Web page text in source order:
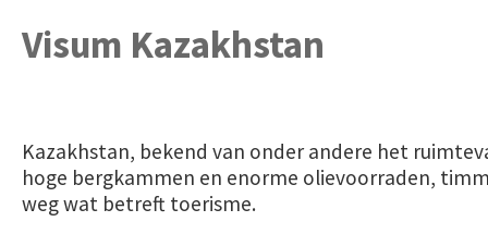
Visum Kazakhstan
Kazakhstan, bekend van onder andere het
hoge bergkammen en enorme olievoorraden,
weg wat betreft toerisme.